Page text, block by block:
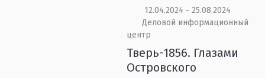
12.04.2024 - 25.08.2024
Деловой информационный
центр
Тверь-1856. Глазами
Островского